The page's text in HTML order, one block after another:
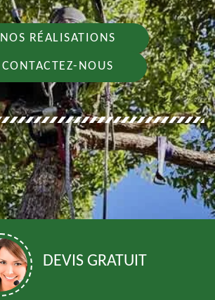
NOS RÉALISATIONS
CONTACTEZ-NOUS
DEVIS GRATUIT